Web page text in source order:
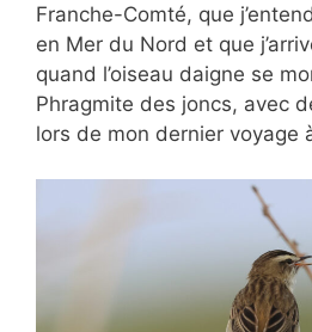
Franche-Comté, que
en Mer du Nord et que
quand l’oiseau daigne se
Phragmite des joncs, avec
lors de mon dernier voyage